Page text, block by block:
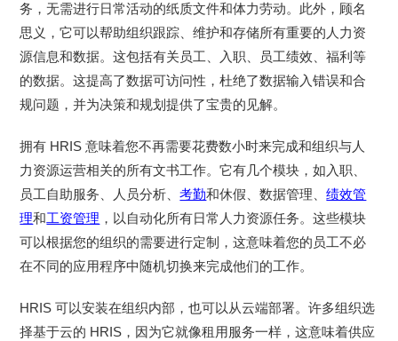
务，无需进行日常活动的纸质文件和体力劳动。此外，顾名
思义，它可以帮助组织跟踪、维护和存储所有重要的人力资
源信息和数据。这包括有关员工、入职、员工绩效、福利等
的数据。这提高了数据可访问性，杜绝了数据输入错误和合
规问题，并为决策和规划提供了宝贵的见解。
拥有 HRIS意味着您不再需要花费数小时来完成和组织与人
力资源运营相关的所有文书工作。它有几个模块，如入职、
员工自助服务、人员分析、考勤和休假、数据管理、绩效管
理和工资管理 ，以自动化所有日常人力资源任务。这些模块
可以根据您的组织的需要进行定制，这意味着您的员工不必
在不同的应用程序中随机切换来完成他们的工作。
HRIS可以安装在组织内部，也可以从云端部署。许多组织选
择基于云的 HRIS ，因为它就像租用服务一样，这意味着供应